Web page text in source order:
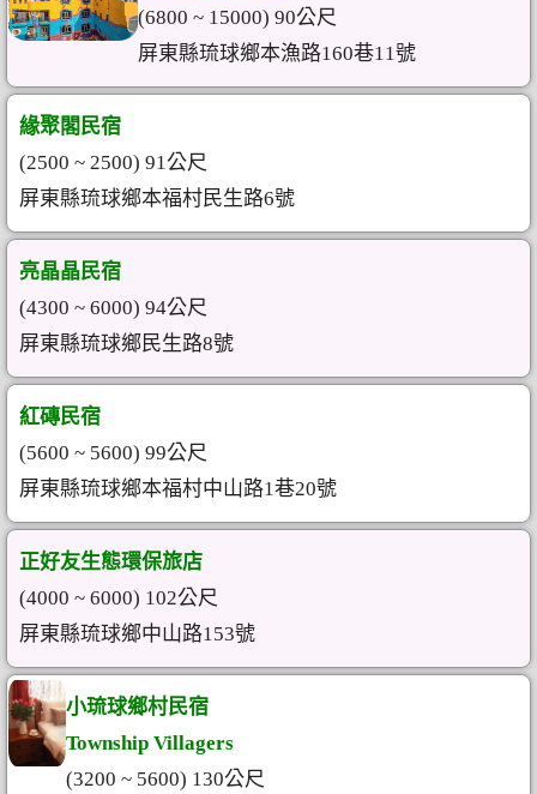
(6800 ~ 15000) 90公尺
屏東縣琉球鄉本漁路160巷11號
緣聚閣民宿
(2500 ~ 2500) 91公尺
屏東縣琉球鄉本福村民生路6號
亮晶晶民宿
(4300 ~ 6000) 94公尺
屏東縣琉球鄉民生路8號
紅磚民宿
(5600 ~ 5600) 99公尺
屏東縣琉球鄉本福村中山路1巷20號
正好友生態環保旅店
(4000 ~ 6000) 102公尺
屏東縣琉球鄉中山路153號
小琉球鄉村民宿
Township Villagers
(3200 ~ 5600) 130公尺